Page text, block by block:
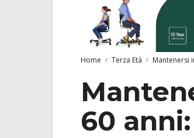
Home Terza Età Mantenersi
60